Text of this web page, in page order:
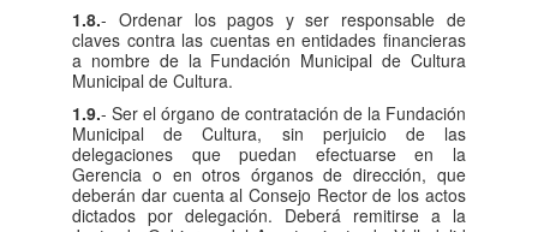
1.8.- Ordenar los pagos y ser responsable de
claves contra las cuentas en entidades financieras
a nombre de la Fundación Municipal de Cultura
Municipal de Cultura.
1.9.- Ser el órgano de contratación de la Fundación
Municipal de Cultura, sin perjuicio de las
delegaciones que puedan efectuarse en la
Gerencia o en otros órganos de dirección, que
deberán dar cuenta al Consejo Rector de los actos
dictados por delegación. Deberá remitirse a la